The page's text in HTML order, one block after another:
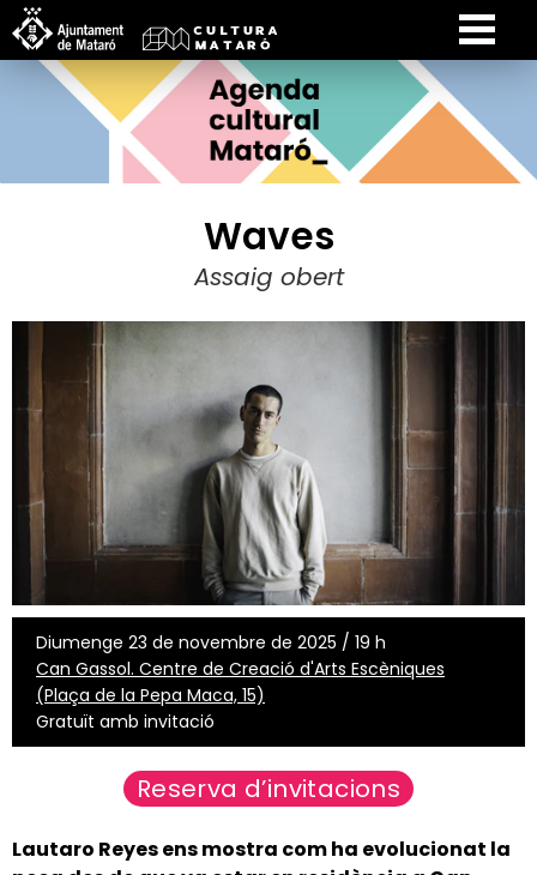
Waves
Assaig obert
Diumenge 23 de novembre de 2025 / 19 h
Can Gassol. Centre de Creació d'Arts Escèniques
(Plaça de la Pepa Maca, 15)
Gratuït amb invitació
Reserva d’invitacions
Lautaro Reyes ens mostra com ha evolucionat la